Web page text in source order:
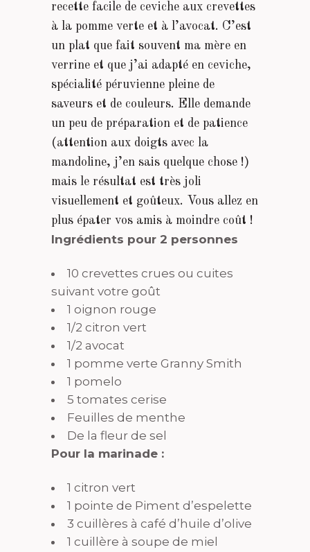
recette facile de ceviche aux crevettes
à la pomme verte et à l’avocat. C’est
un plat que fait souvent ma mère en
verrine et que j’ai adapté en ceviche,
spécialité péruvienne pleine de
saveurs et de couleurs. Elle demande
un peu de préparation et de patience
(attention aux doigts avec la
mandoline, j’en sais quelque chose !)
mais le résultat est très joli
visuellement et goûteux. Vous allez en
plus épater vos amis à moindre coût !
Ingrédients pour 2 personnes
10 crevettes crues ou cuites
suivant votre goût
1 oignon rouge
1/2 citron vert
1/2 avocat
1 pomme verte Granny Smith
1 pomelo
5 tomates cerise
Feuilles de menthe
De la fleur de sel
Pour la marinade :
1 citron vert
1 pointe de Piment d’espelette
3 cuillères à café d’huile d’olive
1 cuillère à soupe de miel